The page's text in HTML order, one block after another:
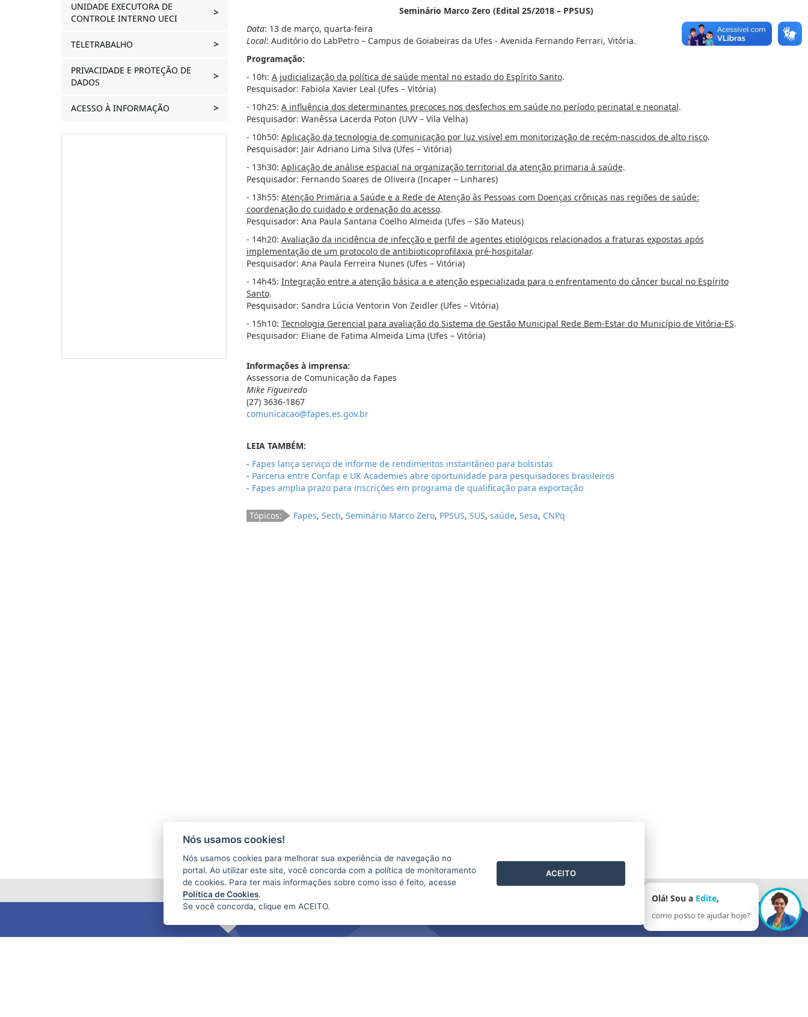
UNIDADE EXECUTORA DE
CONTROLE INTERNO UECI
TELETRABALHO
PRIVACIDADE E PROTEÇÃO DE
DADOS
ACESSO À INFORMAÇÃO
Seminário Marco Zero (Edital 25/2018 – PPSUS)
Data: 13 de março, quarta-feira
Local: Auditório do LabPetro – Campus de Goiabeiras da Ufes - Avenida Fernando Ferrari, Vitória.
Programação:
- 10h: A judicialização da política de saúde mental no estado do Espírito Santo.
Pesquisador: Fabiola Xavier Leal (Ufes – Vitória)
- 10h25: A influência dos determinantes precoces nos desfechos em saúde no período perinatal e neonatal.
Pesquisador: Wanêssa Lacerda Poton (UVV – Vila Velha)
- 10h50: Aplicação da tecnologia de comunicação por luz visível em monitorização de recém-nascidos de alto risco.
Pesquisador: Jair Adriano Lima Silva (Ufes – Vitória)
- 13h30: Aplicação de análise espacial na organização territorial da atenção primaria à saúde.
Pesquisador: Fernando Soares de Oliveira (Incaper – Linhares)
- 13h55: Atenção Primária a Saúde e a Rede de Atenção às Pessoas com Doenças crônicas nas regiões de saúde:
coordenação do cuidado e ordenação do acesso.
Pesquisador: Ana Paula Santana Coelho Almeida (Ufes – São Mateus)
- 14h20: Avaliação da incidência de infecção e perfil de agentes etiológicos relacionados a fraturas expostas após
implementação de um protocolo de antibioticoprofilaxia pré-hospitalar.
Pesquisador: Ana Paula Ferreira Nunes (Ufes – Vitória)
- 14h45: Integração entre a atenção básica a e atenção especializada para o enfrentamento do câncer bucal no Espírito
Santo.
Pesquisador: Sandra Lúcia Ventorin Von Zeidler (Ufes – Vitória)
- 15h10: Tecnologia Gerencial para avaliação do Sistema de Gestão Municipal Rede Bem-Estar do Município de Vitória-ES.
Pesquisador: Eliane de Fatima Almeida Lima (Ufes – Vitória)
Informações à imprensa:
Assessoria de Comunicação da Fapes
Mike Figueiredo
(27) 3636-1867
comunicacao@fapes.es.gov.br
LEIA TAMBÉM:
- Fapes lança serviço de informe de rendimentos instantâneo para bolsistas
- Parceria entre Confap e UK Academies abre oportunidade para pesquisadores brasileiros
- Fapes amplia prazo para inscrições em programa de qualificação para exportação
Tópicos: Fapes,Secti,Seminário Marco Zero, PPSUS,SUS,saúde,Sesa, CNPq
Olá! Sou a Edite,
como posso te ajudar hoje?
Nós usamos cookies!
Nós usamos cookies para melhorar sua experiência de navegação no
portal. Ao utilizar este site, você concorda com a política de monitoramento
de cookies. Para ter mais informações sobre como isso é feito, acesse
Política de Cookies.
Se você concorda, clique em ACEITO.
ACEITO